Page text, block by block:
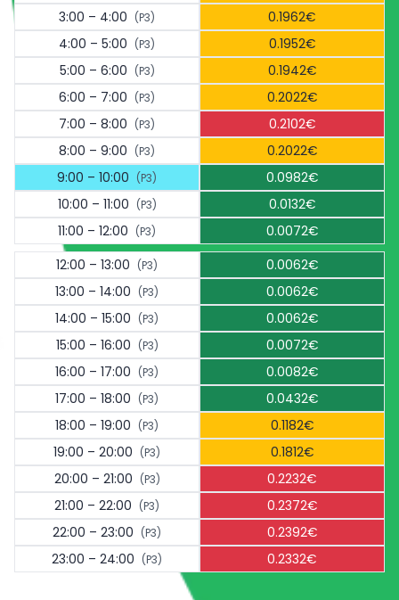
3:00 – 4:00 (P3)
0.1962€
4:00 – 5:00 (P3)
0.1952€
5:00 – 6:00 (P3)
0.1942€
6:00 – 7:00 (P3)
0.2022€
7:00 – 8:00 (P3)
0.2102€
8:00 – 9:00 (P3)
0.2022€
9:00 – 10:00 (P3)
0.0982€
10:00 – 11:00 (P3)
0.0132€
11:00 – 12:00 (P3)
0.0072€
12:00 – 13:00 (P3)
0.0062€
13:00 – 14:00 (P3)
0.0062€
14:00 – 15:00 (P3)
0.0062€
15:00 – 16:00 (P3)
0.0072€
16:00 – 17:00 (P3)
0.0082€
17:00 – 18:00 (P3)
0.0432€
18:00 – 19:00 (P3)
0.1182€
19:00 – 20:00 (P3)
0.1812€
20:00 – 21:00 (P3)
0.2232€
21:00 – 22:00 (P3)
0.2372€
22:00 – 23:00 (P3)
0.2392€
23:00 – 24:00 (P3) 0.2332€